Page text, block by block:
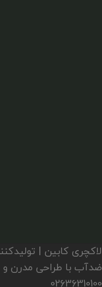
02636310100